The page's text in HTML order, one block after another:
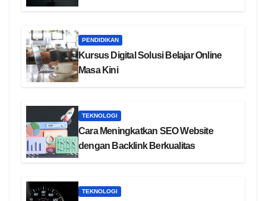
PENDIDIKAN
Kursus Digital Solusi Belajar Online
Masa Kini
TEKNOLOGI
Cara Meningkatkan SEO Website
dengan Backlink Berkualitas
TEKNOLOGI